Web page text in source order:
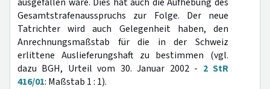
Gesamtstrafenausspruchs zur Folge. Der neue
Tatrichter wird auch Gelegenheit haben, den
Anrechnungsmaßstab für die in der Schweiz
erlittene Auslieferungshaft zu bestimmen (vgl.
dazu BGH, Urteil vom 30. Januar 2002 - 2 StR
416/01: Maßstab 1 : 1).